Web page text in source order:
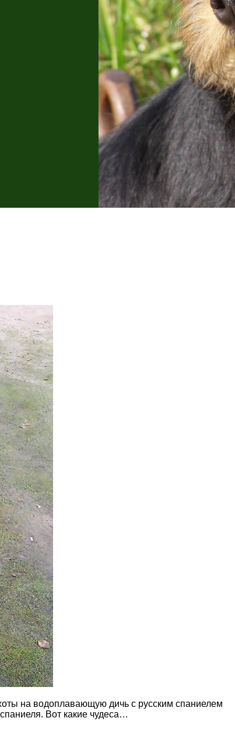
на водоплавающую дичь с русским спаниелем
Вот какие чудеса…